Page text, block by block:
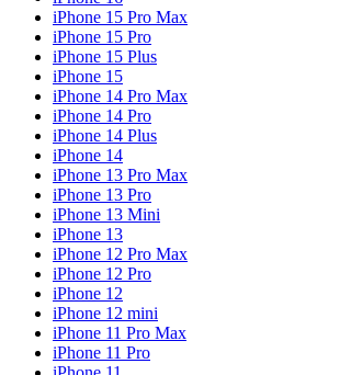
iPhone 15 Pro Max
iPhone 15 Pro
iPhone 15 Plus
iPhone 15
iPhone 14 Pro Max
iPhone 14 Pro
iPhone 14 Plus
iPhone 14
iPhone 13 Pro Max
iPhone 13 Pro
iPhone 13 Mini
iPhone 13
iPhone 12 Pro Max
iPhone 12 Pro
iPhone 12
iPhone 12 mini
iPhone 11 Pro Max
iPhone 11 Pro